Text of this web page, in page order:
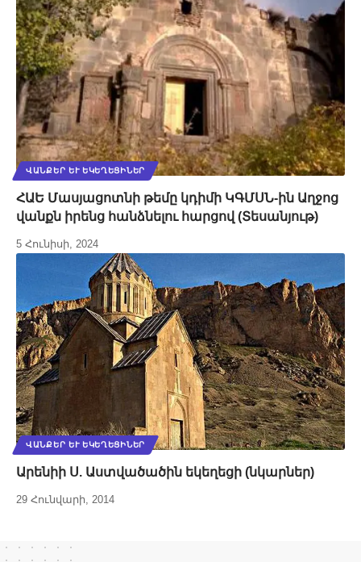
ՎԱՆՔԵՐ ԵՒ ԵԿԵՂԵՑԻՆԵՐ
ՀԱԵ Մասյացոտնի թեմը կդիմի ԿԳՄՍՆ-ին Աղջոց
վանքն իրենց հանձնելու հարցով (Տեսանյութ)
5 Հունիսի, 2024
ՎԱՆՔԵՐ ԵՒ ԵԿԵՂԵՑԻՆԵՐ
Արենիի Ս. Աստվածածին եկեղեցի (նկարներ)
29 Հունվարի, 2014